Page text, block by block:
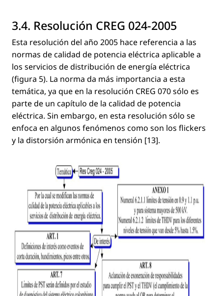
3.4. Resolución CREG 024-2005
Esta resolución del año 2005 hace referencia a las
normas de calidad de potencia eléctrica aplicable a
los servicios de distribución de energía eléctrica
(ﬁgura 5). La norma da más importancia a esta
temática, ya que en la resolución CREG 070 sólo es
parte de un capítulo de la calidad de potencia
eléctrica. Sin embargo, en esta resolución sólo se
enfoca en algunos fenómenos como son los ﬂickers
y la distorsión armónica en tensión [13].